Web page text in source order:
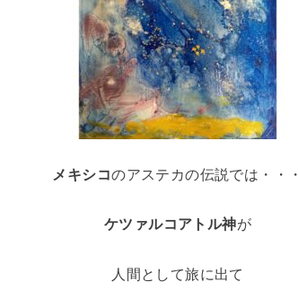
メキシコのアステカの伝説では・・・
ケツァルコアトル神が
人間として旅に出て